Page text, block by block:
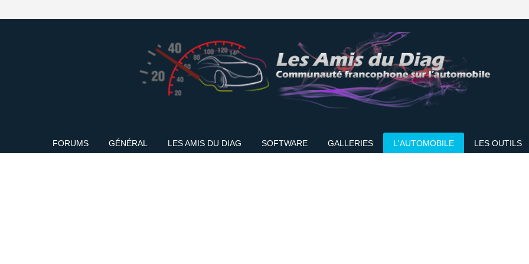
FORUMS GÉNÉRAL LES AMIS DU DIAG SOFTWARE GALLERIES L'AUTOMOBILE LES OUTILS